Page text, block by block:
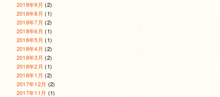
2018年9月 (2)
2018年8月 (1)
2018年7月 (2)
2018年6月 (1)
2018年5月 (1)
2018年4月 (2)
2018年3月 (2)
2018年2月 (1)
2018年1月 (2)
2017年12月 (2)
2017年11月 (1)